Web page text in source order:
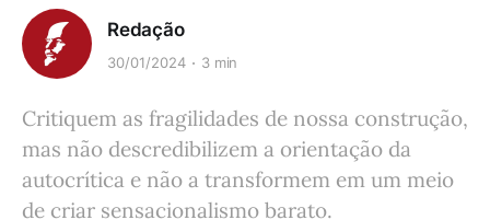
Redação
30/01/2024 3 min
Critiquem as fragilidades de nossa construção,
mas não descredibilizem a orientação da
autocrítica e não a transformem em um meio
de criar sensacionalismo barato.